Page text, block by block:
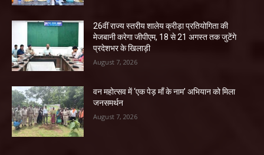
26वीं राज्य स्तरीय शालेय क्रीड़ा प्रतियोगिता की
मेजबानी करेगा जीपीएम, 18 से 21 अगस्त तक जुटेंगे
प्रदेशभर के खिलाड़ी
August 7, 2026
वन महोत्सव में ‘एक पेड़ माँ के नाम’ अभियान को मिला
जनसमर्थन
August 7, 2026